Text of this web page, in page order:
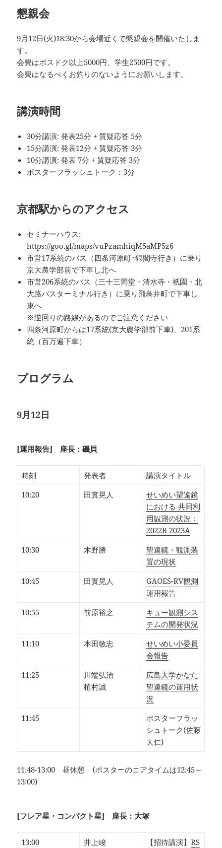
懇親会
9月12日(火)18:30から会場近くで懇親会を開催いたしま
す。
会費はポスドク以上5000円、学生2500円です。
会費はなるべくお釣りのないようにお願いします。
講演時間
30分講演: 発表25分 + 質疑応答 5分
15分講演: 発表12分 + 質疑応答 3分
10分講演: 発表 7分 + 質疑応答 3分
ポスターフラッシュトーク：3分
京都駅からのアクセス
セミナーハウス:
https://goo.gl/maps/vuPzamhiqM5aMP5z6
市営17系統のバス（四条河原町･銀閣寺行き）に乗り
京大農学部前で下車し北へ
市営206系統のバス（三十三間堂・清水寺・祇園・北
大路バスターミナル行き）に乗り飛鳥井町で下車し
東へ
※逆回りの路線があるのでご注意ください
四条河原町からは17系統(京大農学部前下車)、201系
統（百万遍下車）
プログラム
9月12日
[運用報告] 座長：磯貝
時刻 発表者
講演タイトル
10:20
田實晃人
せいめい望遠鏡
における 共同利
用観測の状況：
2022B 2023A
10:30
木野勝
望遠鏡・観測装
置の現状
10:45
田實晃人
GAOES-RV観測
運用報告
10:55
前原裕之
キュー観測シス
テムの開発状況
11:10
本田敏志
せいめい小委員
会報告
11:25
川端弘治
植村誠
広島大学かなた
望遠鏡の運用状
況
11:45
ポスターフラッ
シュトーク(佐藤
大仁)
11:48-13:00 昼休憩 (ポスターのコアタイムは12:45～
13:00)
[フレア星・コンパクト星] 座長：大塚
13:00 井上峻 【招待講演】 RS